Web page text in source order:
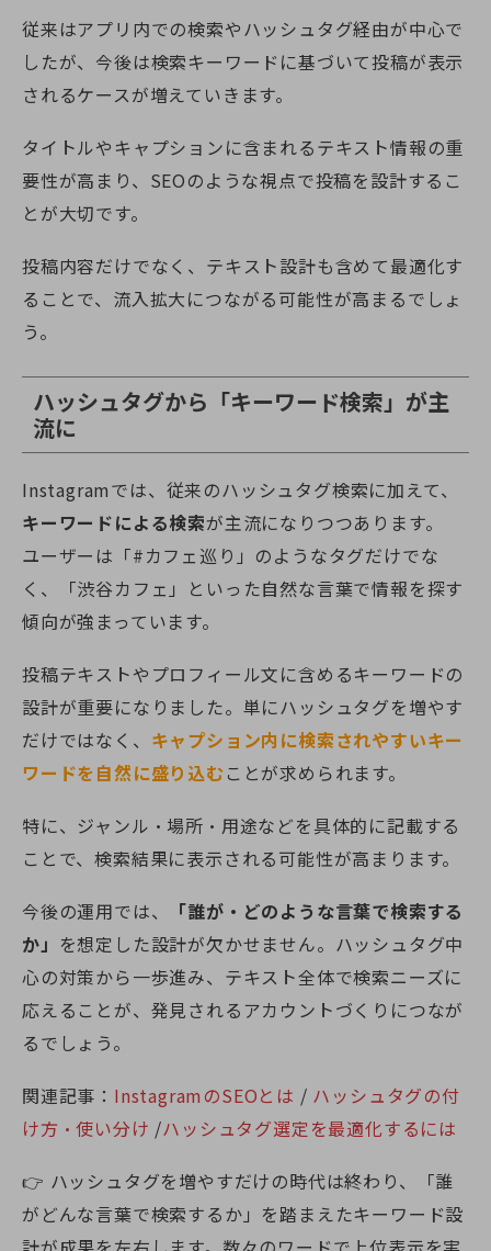
従来はアプリ内での検索やハッシュタグ経由が中心で
したが、今後は検索キーワードに基づいて投稿が表示
されるケースが増えていきます。
タイトルやキャプションに含まれるテキスト情報の重
要性が高まり、SEOのような視点で投稿を設計するこ
とが大切です。
投稿内容だけでなく、テキスト設計も含めて最適化す
ることで、流入拡大につながる可能性が高まるでしょ
う。
ハッシュタグから「キーワード検索」が主
流に
Instagramでは、従来のハッシュタグ検索に加えて、
キーワードによる検索が主流になりつつあります。
ユーザーは「#カフェ巡り」のようなタグだけでな
く、「渋谷カフェ」といった自然な言葉で情報を探す
傾向が強まっています。
投稿テキストやプロフィール文に含めるキーワードの
設計が重要になりました。単にハッシュタグを増やす
だけではなく、 キャプション内に検索されやすいキー
ワードを自然に盛り込むことが求められます。
特に、ジャンル・場所・用途などを具体的に記載する
ことで、検索結果に表示される可能性が高まります。
今後の運用では、
「誰が・どのような言葉で検索する
か」 を想定した設計が欠かせません。ハッシュタグ中
心の対策から一歩進み、テキスト全体で検索ニーズに
応えることが、発見されるアカウントづくりにつなが
るでしょう。
関連記事： InstagramのSEOとは / ハッシュタグの付
け方・使い分け /ハッシュタグ選定を最適化するには
👉 ハッシュタグを増やすだけの時代は終わり、「誰
がどんな言葉で検索するか」を踏まえたキーワード設